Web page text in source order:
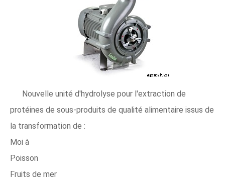
Nouvelle unité d'hydrolyse pour l'extraction de
protéines de sous-produits de qualité alimentaire issus de
la transformation de :
Moi à
Poisson
Fruits de mer